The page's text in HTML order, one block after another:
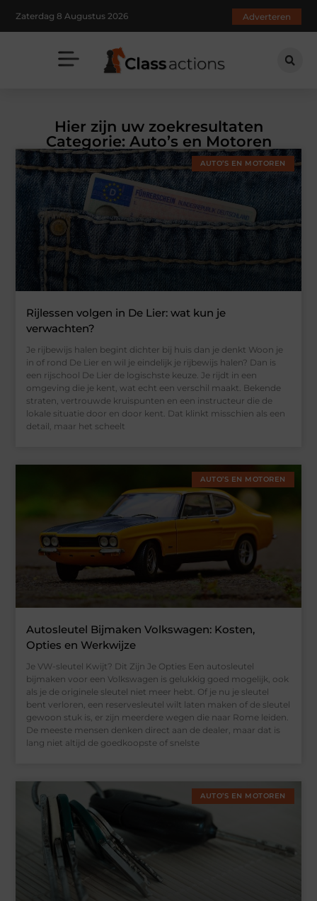
Zaterdag 8 Augustus 2026 Adverteren
Hier zijn uw zoekresultaten
Categorie: Auto’s en Motoren
AUTO’S EN MOTOREN
Rijlessen volgen in De Lier: wat kun je
verwachten?
Je rijbewijs halen begint dichter bij huis dan je denkt Woon je
in of rond De Lier en wil je eindelijk je rijbewijs halen? Dan is
een rijschool De Lier de logischste keuze. Je rijdt in een
omgeving die je kent, wat echt een verschil maakt. Bekende
straten, vertrouwde kruispunten en een instructeur die de
lokale situatie door en door kent. Dat klinkt misschien als een
detail, maar het scheelt
AUTO’S EN MOTOREN
Autosleutel Bijmaken Volkswagen: Kosten,
Opties en Werkwijze
Je VW-sleutel Kwijt? Dit Zijn Je Opties Een autosleutel
bijmaken voor een Volkswagen is gelukkig goed mogelijk, ook
als je de originele sleutel niet meer hebt. Of je nu je sleutel
bent verloren, een reservesleutel wilt laten maken of de sleutel
gewoon stuk is, er zijn meerdere wegen die naar Rome leiden.
De meeste mensen denken direct aan de dealer, maar dat is
lang niet altijd de goedkoopste of snelste
AUTO’S EN MOTOREN